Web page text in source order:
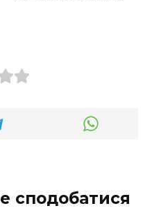
сподобатися